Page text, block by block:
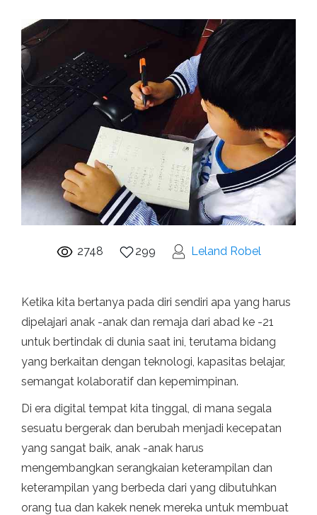
2748 299 Leland Robel
Ketika kita bertanya pada diri sendiri apa yang harus
dipelajari anak -anak dan remaja dari abad ke -21
untuk bertindak di dunia saat ini, terutama bidang
yang berkaitan dengan teknologi, kapasitas belajar,
semangat kolaboratif dan kepemimpinan.
Di era digital tempat kita tinggal, di mana segala
sesuatu bergerak dan berubah menjadi kecepatan
yang sangat baik, anak -anak harus
mengembangkan serangkaian keterampilan dan
keterampilan yang berbeda dari yang dibutuhkan
orang tua dan kakek nenek mereka untuk membuat